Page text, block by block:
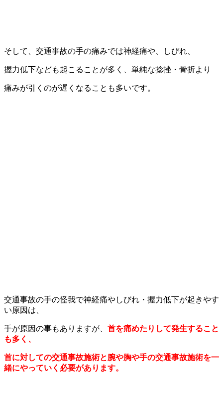
そして、交通事故の手の痛みでは神経痛や、しびれ、
握力低下なども起こることが多く、単純な捻挫・骨折より
痛みが引くのが遅くなることも多いです。
交通事故の手の怪我で神経痛やしびれ・握力低下が起きやす
い原因は、
手が原因の事もありますが、 首を痛めたりして発生すること
も多く、
首に対しての交通事故施術と腕や胸や手の交通事故施術を一
緒にやっていく必要があります。